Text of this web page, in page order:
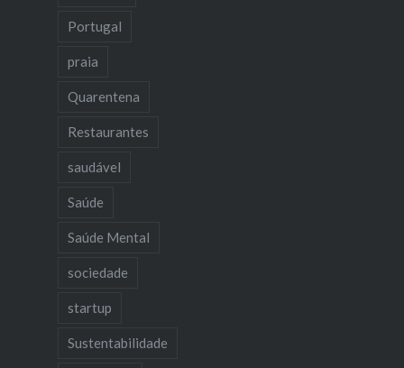
Portugal
praia
Quarentena
Restaurantes
saudável
Saúde
Saúde Mental
sociedade
startup
Sustentabilidade